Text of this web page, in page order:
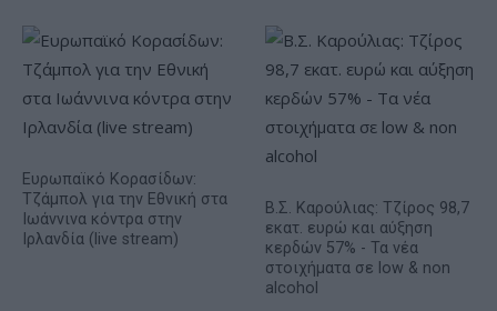
Ευρωπαϊκό Κορασίδων:
Τζάμπολ για την Εθνική στα
Ιωάννινα κόντρα στην
Ιρλανδία (live stream)
Β.Σ. Καρούλιας: Τζίρος 98,7
εκατ. ευρώ και αύξηση
κερδών 57% - Τα νέα
στοιχήματα σε low & non
alcohol